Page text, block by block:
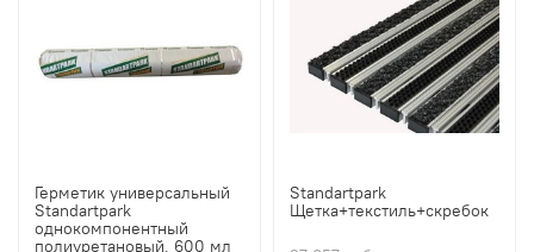
Герметик универсальный
Standartpark
однокомпонентный
полиуретановый, 600 мл
Standartpark
Щетка+текстиль+скребок